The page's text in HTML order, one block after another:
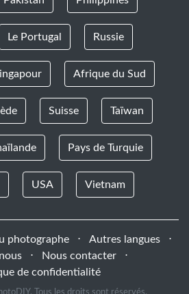
Le Portugal Russie
Afrique du Sud
Suisse Taïwan
Pays de Turquie
USA Vietnam
photographe ⋅ Autres langues
⋅
⋅ Nous contacter
⋅
de confidentialité
Tous les droits sont réservés.